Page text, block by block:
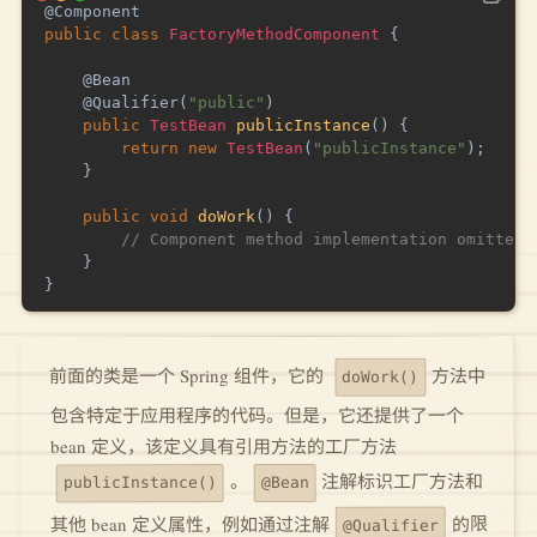
@Component
public
class FactoryMethodComponent {
@Bean
@Qualifier( "public" )
public TestBean publicInstance ( )
{
return
new TestBean ( "publicInstance" ) ;
}
public void doWork ( )
{
// Component method implementation omitted
}
}
前面的类是一个 Spring 组件，它的 doWork() 方法中
包含特定于应用程序的代码。但是，它还提供了一个
bean 定义，该定义具有引用方法的工厂方法
publicInstance() 。 @Bean 注解标识工厂方法和
其他 bean 定义属性，例如通过注解 @Qualifier 的限